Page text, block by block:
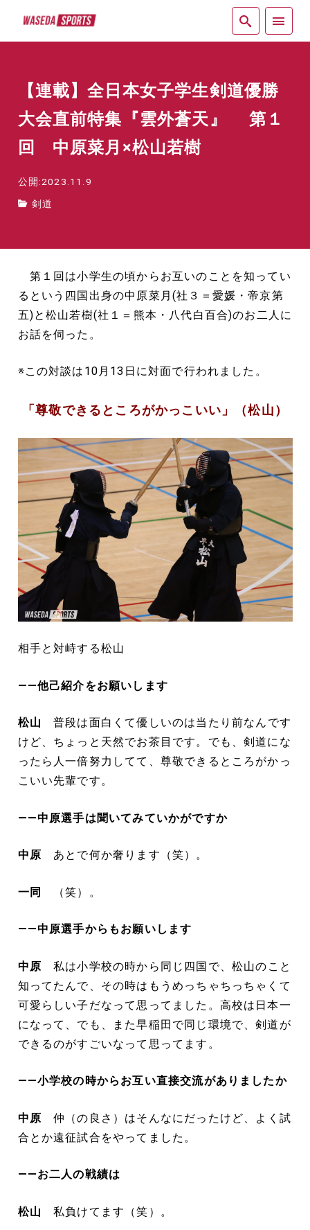
【連載】全日本女子学生剣道優勝
大会直前特集『雲外蒼天』 第１
回 中原菜月×松山若樹
公開:2023.11.9
剣道
第１回は小学生の頃からお互いのことを知ってい
るという四国出身の中原菜月(社３＝愛媛・帝京第
五)と松山若樹(社１＝熊本・八代白百合)のお二人に
お話を伺った。
※この対談は10月13日に対面で行われました。
「尊敬できるところがかっこいい」（松山）
相手と対峙する松山
――他己紹介をお願いします
松山 普段は面白くて優しいのは当たり前なんです
けど、ちょっと天然でお茶目です。でも、剣道にな
ったら人一倍努力してて、尊敬できるところがかっ
こいい先輩です。
――中原選手は聞いてみていかがですか
中原 あとで何か奢ります（笑）。
一同 （笑）。
――中原選手からもお願いします
中原 私は小学校の時から同じ四国で、松山のこと
知ってたんで、その時はもうめっちゃちっちゃくて
可愛らしい子だなって思ってました。高校は日本一
になって、でも、また早稲田で同じ環境で、剣道が
できるのがすごいなって思ってます。
――小学校の時からお互い直接交流がありましたか
中原 仲（の良さ）はそんなにだったけど、よく試
合とか遠征試合をやってました。
――お二人の戦績は
松山 私負けてます（笑）。